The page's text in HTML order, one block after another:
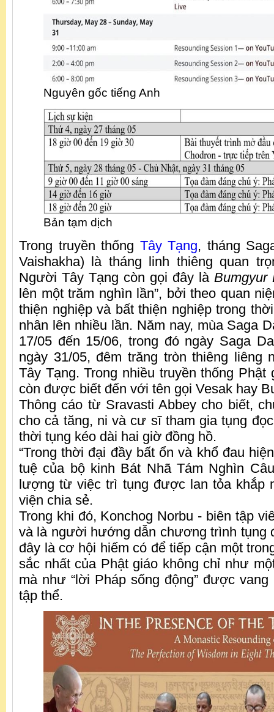
Nguyên gốc tiếng Anh
Bản tạm dịch
Trong truyền thống Tây Tạng, tháng
Vaishakha) là tháng linh thiêng quan
Người Tây Tạng còn gọi đây là Bumgyur
lên một trăm nghìn lần”, bởi theo quan
thiện nghiệp và bất thiện nghiệp trong
nhân lên nhiều lần. Năm nay, mùa Saga
17/05 đến 15/06, trong đó ngày Saga
ngày 31/05, đêm trăng tròn thiêng liêng
Tây Tạng. Trong nhiều truyền thống Phật
còn được biết đến với tên gọi Vesak hay
Thông cáo từ Sravasti Abbey cho biết,
cho cả tăng, ni và cư sĩ tham gia tụng
thời tụng kéo dài hai giờ đồng hồ.
“Trong thời đại đầy bất ổn và khổ đau
tuệ của bộ kinh Bát Nhã Tám Nghìn
lượng từ việc trì tụng được lan tỏa khắp
viện chia sẻ.
Trong khi đó, Konchog Norbu - biên tập
và là người hướng dẫn chương trình tụng
đây là cơ hội hiếm có để tiếp cận một
sắc nhất của Phật giáo không chỉ như
mà như “lời Pháp sống động” được
tập thể.